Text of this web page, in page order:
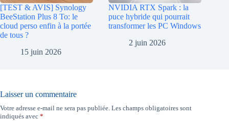
[TEST & AVIS] Synology
BeeStation Plus 8 To: le
cloud perso enfin à la portée
de tous ?
15 juin 2026
NVIDIA RTX Spark : la
puce hybride qui pourrait
transformer les PC Windows
2 juin 2026
Laisser un commentaire
Votre adresse e-mail ne sera pas publiée. Les champs obligatoires sont
indiqués avec *